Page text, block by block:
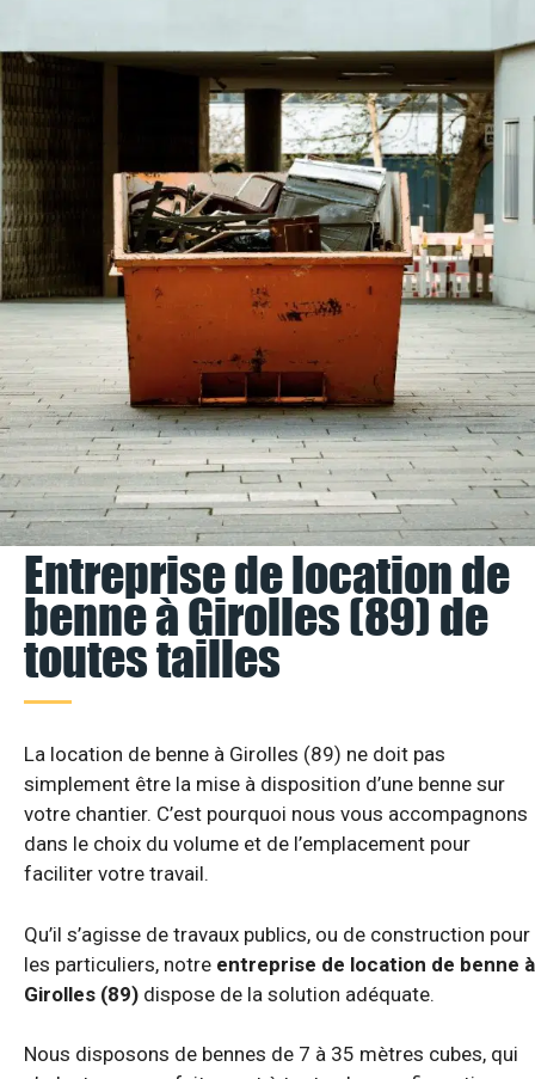
Entreprise de location de
benne à Girolles (89) de
toutes tailles
La location de benne à Girolles (89) ne doit pas
simplement être la mise à disposition d’une benne sur
votre chantier. C’est pourquoi nous vous accompagnons
dans le choix du volume et de l’emplacement pour
faciliter votre travail.
Qu’il s’agisse de travaux publics, ou de construction pour
les particuliers, notre entreprise de location de benne à
Girolles (89) dispose de la solution adéquate.
Nous disposons de bennes de 7 à 35 mètres cubes, qui